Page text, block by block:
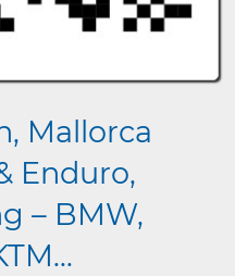
Mallorca
Enduro,
– BMW,